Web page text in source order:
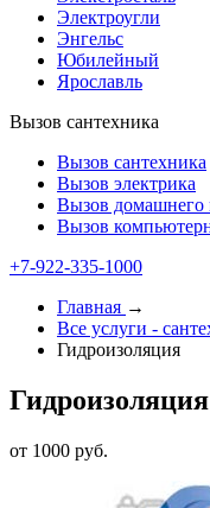
Электроугли
Энгельс
Юбилейный
Ярославль
Вызов сантехника
Вызов сантехника
Вызов электрика
Вызов домашнего
Вызов
+7-922-335-1000
Главная →
Все услуги -
Гидроизоляция
Гидроизоляция
от 1000 руб.